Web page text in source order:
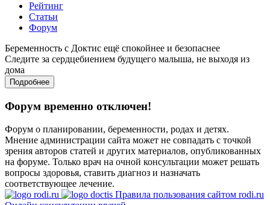
Рейтинг
Статьи
Форум
Беременность с Доктис ещё спокойнее и безопаснее
Следите за сердцебиением будущего малыша, не выходя из
дома
Подробнее
Форум временно отключен!
Форум о планировании, беременности, родах и детях.
Мнение администрации сайта может не совпадать с точкой
зрения авторов статей и других материалов, опубликованных
на форуме. Только врач на очной консультации может решать
вопросы здоровья, ставить диагноз и назначать
соответствующее лечение.
Правила пользования сайтом rodi.ru